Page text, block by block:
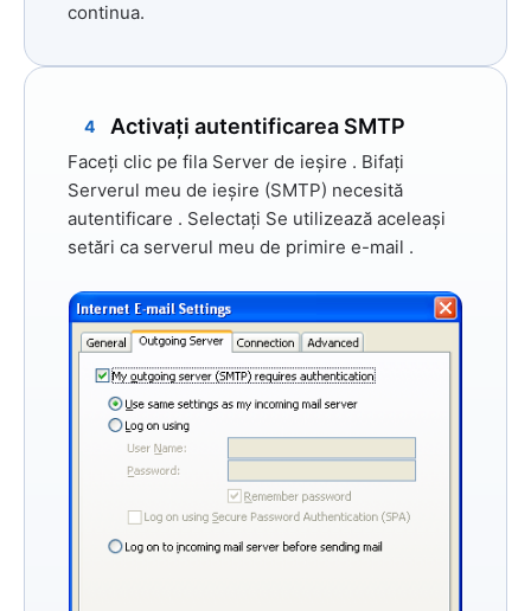
continua.
4 Activați autentificarea SMTP
Faceți clic pe fila Server de ieșire . Bifați
Serverul meu de ieșire (SMTP) necesită
autentificare . Selectați Se utilizează aceleași
setări ca serverul meu de primire e-mail .